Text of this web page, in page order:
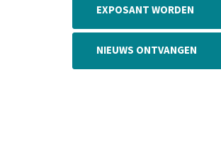
EXPOSANT WORDEN
NIEUWS ONTVANGEN